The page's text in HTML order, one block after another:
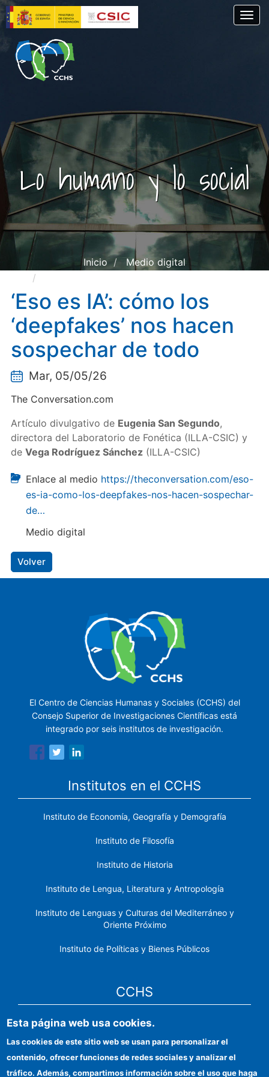
Pasar
al
contenido
principal
Lo humano y lo social
Inicio
Medio digital
sospechar de todo
‘Eso es IA’: cómo los
‘deepfakes’ nos hacen
sospechar de todo
Mar, 05/05/26
The Conversation.com
Artículo divulgativo de Eugenia San Segundo,
directora del Laboratorio de Fonética (ILLA-CSIC) y
de Vega Rodríguez Sánchez(ILLA-CSIC)
Enlace al medio https://theconversation.com/eso-
es-ia-como-los-deepfakes-nos-hacen-sospechar-
de…
Medio digital
Volver
El Centro de Ciencias Humanas y Sociales (CCHS) del
Consejo Superior de Investigaciones Científicas está
integrado por seis institutos de investigación.
Institutos en el CCHS
Instituto de Economía, Geografía y Demografía
Instituto de Filosofía
Instituto de Historia
Instituto de Lengua, Literatura y Antropología
Instituto de Lenguas y Culturas del Mediterráneo y
Oriente Próximo
Instituto de Políticas y Bienes Públicos
CCHS
Sede electrónica CSIC
Identidad institucional
Información para proveedores
Esta página web usa cookies.
Las cookies de este sitio web se usan para personalizar el
contenido, ofrecer funciones de redes sociales y analizar el
tráfico. Además, compartimos información sobre el uso que haga